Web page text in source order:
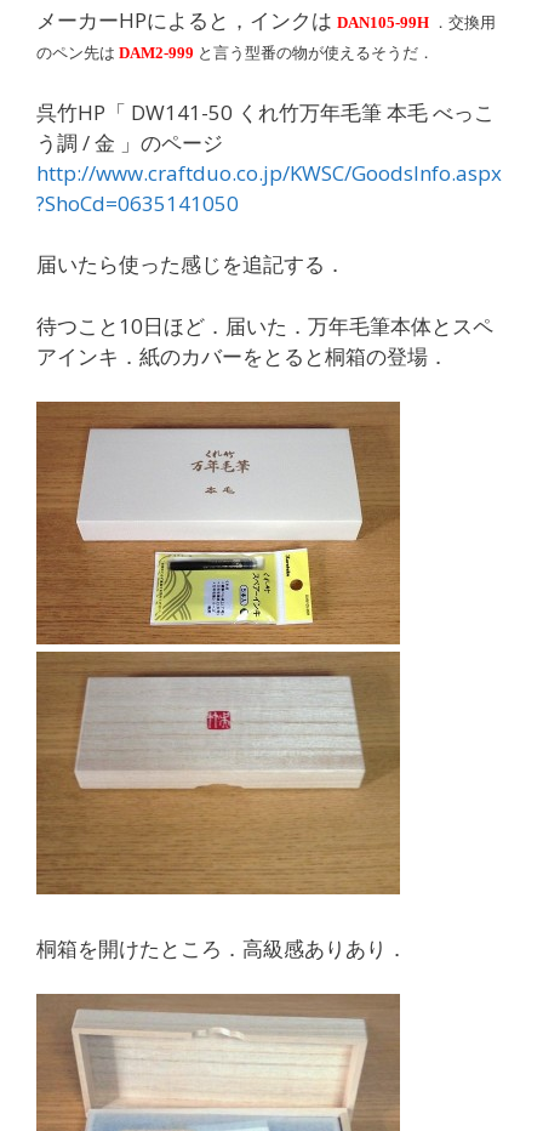
メーカーHPによると，インクは DAN105-99H ．交換用
のペン先は DAM2-999 と言う型番の物が使えるそうだ．
呉竹HP「 DW141-50 くれ竹万年毛筆 本毛 べっこ
う調 / 金 」のページ
http://www.craftduo.co.jp/KWSC/GoodsInfo.aspx
?ShoCd=0635141050
届いたら使った感じを追記する．
待つこと10日ほど．届いた．万年毛筆本体とスペ
アインキ．紙のカバーをとると桐箱の登場．
桐箱を開けたところ．高級感ありあり．